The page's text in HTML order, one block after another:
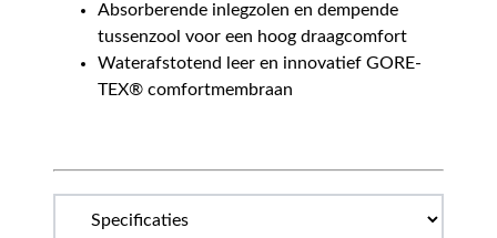
Absorberende inlegzolen en dempende
tussenzool voor een hoog draagcomfort
Waterafstotend leer en innovatief GORE-
TEX® comfortmembraan